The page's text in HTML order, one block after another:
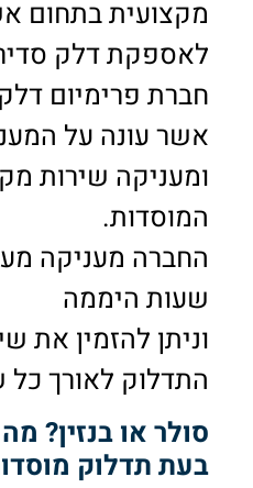
מקצועית בתחום
לאספקת דלק
חברת פרימיום
אשר עונה על
ומעניקה שירות
המוסדות.
החברה מעניקה
שעות היממה
וניתן להזמין את
התדלוק לאורך
סולר או בנזין?
בעת תדלוק